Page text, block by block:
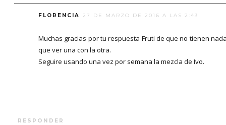
FLORENCIA 27 DE MARZO DE 2016 A LAS 2:43
Muchas gracias por tu respuesta Fruti de que no tienen
que ver una con la otra.
Seguire usando una vez por semana la mezcla de Ivo.
RESPONDER